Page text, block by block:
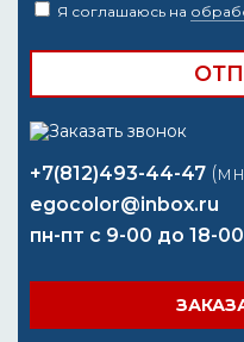
Я соглашаюсь на
+7(812)493-44-47
egocolor@inbox.ru
пн-пт с 9-00 до 18-00